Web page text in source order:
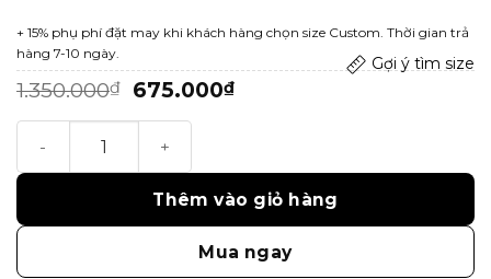
+ 15% phụ phí đặt may khi khách hàng chọn size Custom. Thời gian trả
hàng 7-10 ngày.
Gợi ý tìm size
1.350.000₫ Giá
là:
1.350.000₫.
675.000₫Giá
675.000₫.
Thêm vào giỏ hàng
Mua ngay